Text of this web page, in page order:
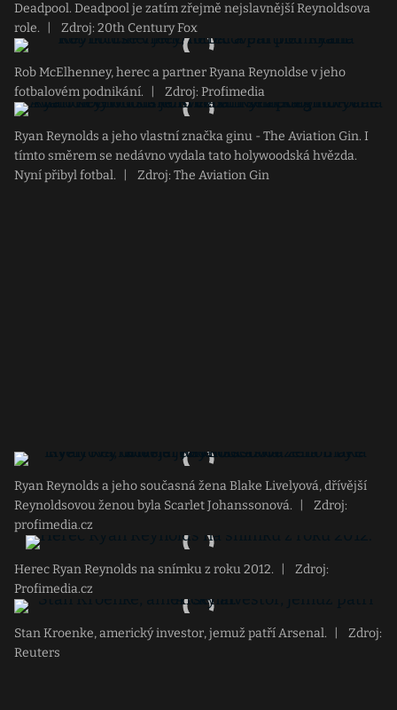
Deadpool. Deadpool je zatím zřejmě nejslavnější Reynoldsova
role.
Zdroj: 20th Century Fox
Rob McElhenney, herec a partner Ryana Reynoldse v jeho
fotbalovém podnikání.
Zdroj: Profimedia
Ryan Reynolds a jeho vlastní značka ginu - The Aviation Gin. I
tímto směrem se nedávno vydala tato holywoodská hvězda.
Nyní přibyl fotbal.
Zdroj: The Aviation Gin
Ryan Reynolds a jeho současná žena Blake Livelyová, dřívější
Reynoldsovou ženou byla Scarlet Johanssonová.
Zdroj:
profimedia.cz
Herec Ryan Reynolds na snímku z roku 2012.
Zdroj:
Profimedia.cz
Stan Kroenke, americký investor, jemuž patří Arsenal.
Zdroj:
Reuters